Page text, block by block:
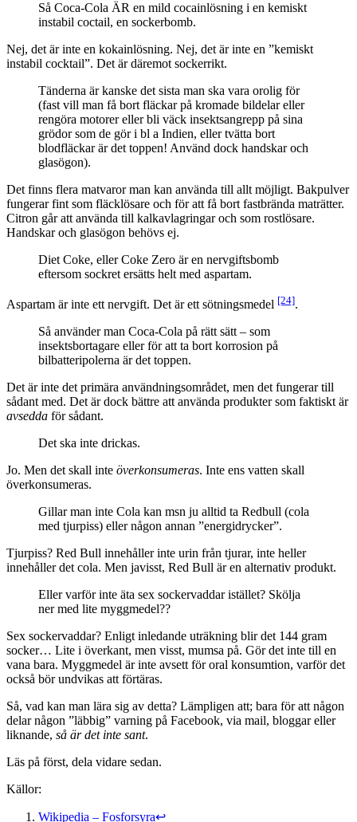
Så Coca-Cola ÄR en mild cocainlösning i en kemiskt
instabil coctail, en sockerbomb.
Nej, det är inte en kokainlösning. Nej, det är inte en ”kemiskt
instabil cocktail”. Det är däremot sockerrikt.
Tänderna är kanske det sista man ska vara orolig för
(fast vill man få bort fläckar på kromade bildelar eller
rengöra motorer eller bli väck insektsangrepp på sina
grödor som de gör i bl a Indien, eller tvätta bort
blodfläckar är det toppen! Använd dock handskar och
glasögon).
Det finns flera matvaror man kan använda till allt möjligt. Bakpulver
fungerar fint som fläcklösare och för att få bort fastbrända maträtter.
Citron går att använda till kalkavlagringar och som rostlösare.
Handskar och glasögon behövs ej.
Diet Coke, eller Coke Zero är en nervgiftsbomb
eftersom sockret ersätts helt med aspartam.
Aspartam är inte ett nervgift. Det är ett sötningsmedel [24].
Så använder man Coca-Cola på rätt sätt – som
insektsbortagare eller för att ta bort korrosion på
bilbatteripolerna är det toppen.
Det är inte det primära användningsområdet, men det fungerar till
sådant med. Det är dock bättre att använda produkter som faktiskt är
avsedda för sådant.
Det ska inte drickas.
Jo. Men det skall inte överkonsumeras. Inte ens vatten skall
överkonsumeras.
Gillar man inte Cola kan msn ju alltid ta Redbull (cola
med tjurpiss) eller någon annan ”energidrycker”.
Tjurpiss? Red Bull innehåller inte urin från tjurar, inte heller
innehåller det cola. Men javisst, Red Bull är en alternativ produkt.
Eller varför inte äta sex sockervaddar istället? Skölja
ner med lite myggmedel??
Sex sockervaddar? Enligt inledande uträkning blir det 144 gram
socker… Lite i överkant, men visst, mumsa på. Gör det inte till en
vana bara. Myggmedel är inte avsett för oral konsumtion, varför det
också bör undvikas att förtäras.
Så, vad kan man lära sig av detta? Lämpligen att; bara för att någon
delar någon ”läbbig” varning på Facebook, via mail, bloggar eller
liknande, så är det inte sant.
Läs på först, dela vidare sedan.
Källor:
Wikipedia – Fosforsyra↩